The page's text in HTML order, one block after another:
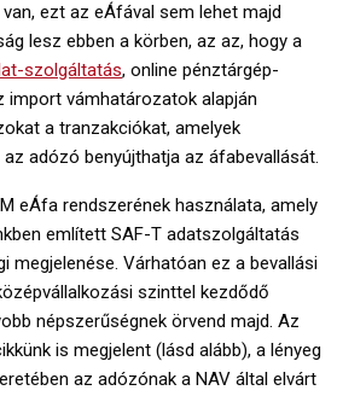
ezt az eÁfával sem lehet majd
lesz ebben a körben, az az, hogy a
szolgáltatás, online pénztárgép-
import vámhatározatok alapján
a tranzakciókat, amelyek
adózó benyújthatja az áfabevallását.
eÁfa rendszerének használata, amely
említett SAF-T adatszolgáltatás
megjelenése. Várhatóan ez a bevallási
szinttel kezdődő
népszerűségnek örvend majd. Az
is megjelent (lásd alább), a lényeg
az adózónak a NAV által elvárt